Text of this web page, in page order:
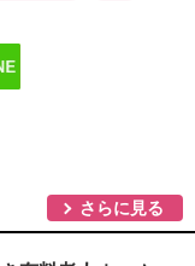
さらに見る